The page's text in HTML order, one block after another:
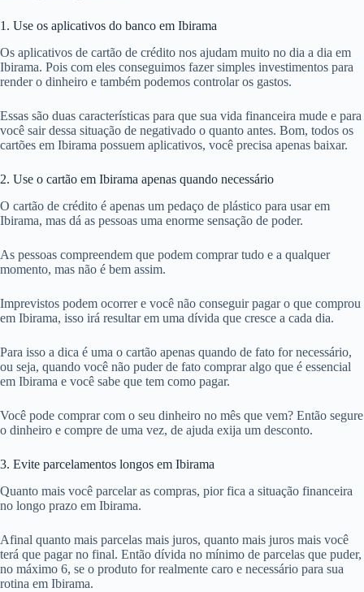
1. Use os aplicativos do banco em Ibirama
Os aplicativos de cartão de crédito nos ajudam muito no dia a dia em
Ibirama. Pois com eles conseguimos fazer simples investimentos para
render o dinheiro e também podemos controlar os gastos.
Essas são duas características para que sua vida financeira mude e para
você sair dessa situação de negativado o quanto antes. Bom, todos os
cartões em Ibirama possuem aplicativos, você precisa apenas baixar.
2. Use o cartão em Ibirama apenas quando necessário
O cartão de crédito é apenas um pedaço de plástico para usar em
Ibirama, mas dá as pessoas uma enorme sensação de poder.
As pessoas compreendem que podem comprar tudo e a qualquer
momento, mas não é bem assim.
Imprevistos podem ocorrer e você não conseguir pagar o que comprou
em Ibirama, isso irá resultar em uma dívida que cresce a cada dia.
Para isso a dica é uma o cartão apenas quando de fato for necessário,
ou seja, quando você não puder de fato comprar algo que é essencial
em Ibirama e você sabe que tem como pagar.
Você pode comprar com o seu dinheiro no mês que vem? Então segure
o dinheiro e compre de uma vez, de ajuda exija um desconto.
3. Evite parcelamentos longos em Ibirama
Quanto mais você parcelar as compras, pior fica a situação financeira
no longo prazo em Ibirama.
Afinal quanto mais parcelas mais juros, quanto mais juros mais você
terá que pagar no final. Então dívida no mínimo de parcelas que puder,
no máximo 6, se o produto for realmente caro e necessário para sua
rotina em Ibirama.